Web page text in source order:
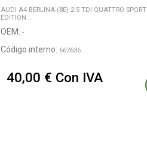
AUDI A4 BERLINA (8E) 2.5 TDI QUATTRO SPORT
EDITION...
OEM: -
Código interno: 662636
40,00 € Con IVA